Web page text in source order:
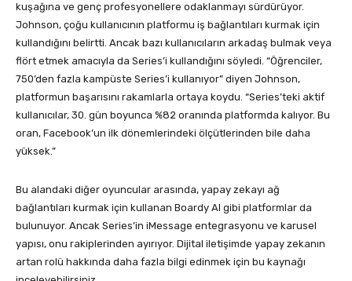
kuşağına ve genç profesyonellere odaklanmayı sürdürüyor.
Johnson, çoğu kullanıcının platformu iş bağlantıları kurmak için
kullandığını belirtti. Ancak bazı kullanıcıların arkadaş bulmak veya
flört etmek amacıyla da Series’i kullandığını söyledi. “Öğrenciler,
750’den fazla kampüste Series’i kullanıyor” diyen Johnson,
platformun başarısını rakamlarla ortaya koydu. “Series’teki aktif
kullanıcılar, 30. gün boyunca %82 oranında platformda kalıyor. Bu
oran, Facebook’un ilk dönemlerindeki ölçütlerinden bile daha
yüksek.”
Bu alandaki diğer oyuncular arasında, yapay zekayı ağ
bağlantıları kurmak için kullanan Boardy AI gibi platformlar da
bulunuyor. Ancak Series’in iMessage entegrasyonu ve karusel
yapısı, onu rakiplerinden ayırıyor. Dijital iletişimde yapay zekanın
artan rolü hakkında daha fazla bilgi edinmek için bu kaynağı